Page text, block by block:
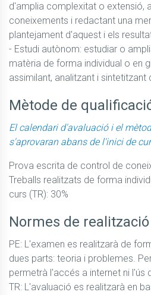
d'amplia complexitat o extensió,
coneixements i redactant una
plantejament d'aquest i els
- Estudi autònom: estudiar o
matèria de forma individual o en
assimilant, analitzant i sintetitzant
Mètode de
El calendari d'avaluació i el
s'aprovaran abans de l'inici de
Prova escrita de control de
Treballs realitzats de forma
curs (TR): 30%
Normes de
PE: L'examen es realitzarà de
dues parts: teoria i problemes.
permetrà l'accés a internet ni l'ús
TR: L'avaluació es realitzarà en